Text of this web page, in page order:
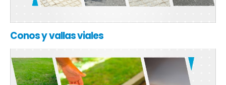
Conos y vallas viales